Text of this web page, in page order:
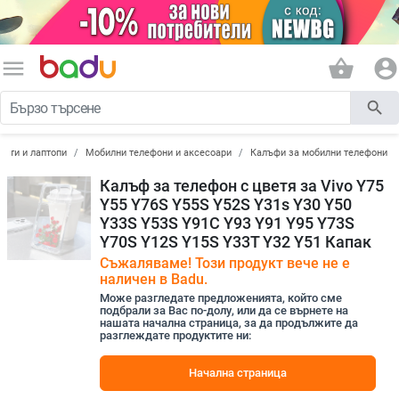
menu shopping_basket account_circle
search
и лаптопи Мобилни телефони и аксесоари Калъфи за мобилни телефони
Калъф за телефон с цветя за Vivo Y75
Y55 Y76S Y55S Y52S Y31s Y30 Y50
Y33S Y53S Y91C Y93 Y91 Y95 Y73S
Y70S Y12S Y15S Y33T Y32 Y51 Капак
Съжаляваме! Този продукт вече не е
наличен в Badu.
Може разгледате предложенията, който сме
подбрали за Вас по-долу, или да се върнете на
нашата начална страница, за да продължите да
разглеждате продуктите ни:
Начална страница